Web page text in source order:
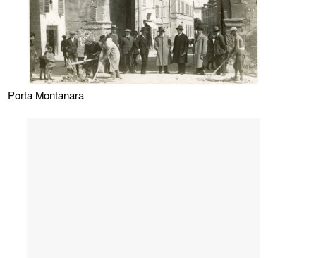
Porta Montanara